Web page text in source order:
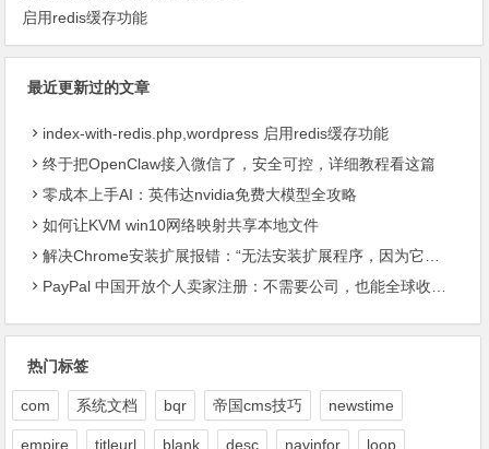
启用redis缓存功能
最近更新过的文章
index-with-redis.php,wordpress 启用redis缓存功能
终于把OpenClaw接入微信了，安全可控，详细教程看这篇
零成本上手AI：英伟达nvidia免费大模型全攻略
如何让KVM win10网络映射共享本地文件
解决Chrome安装扩展报错：“无法安装扩展程序，因为它使用了不受支持的清单版本“
PayPal 中国开放个人卖家注册：不需要公司，也能全球收款了
热门标签
com 系统文档 bqr 帝国cms技巧 newstime
empire titleurl blank desc navinfor loop